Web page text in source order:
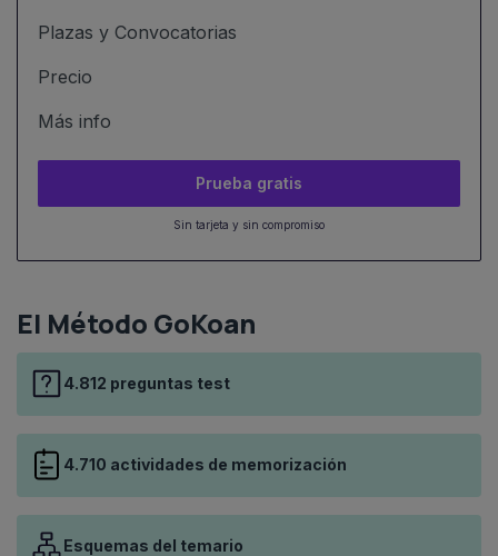
Plazas y Convocatorias
Precio
Más info
Prueba gratis
Sin tarjeta y sin compromiso
El Método GoKoan
4.812 preguntas test
4.710 actividades de memorización
Esquemas del temario